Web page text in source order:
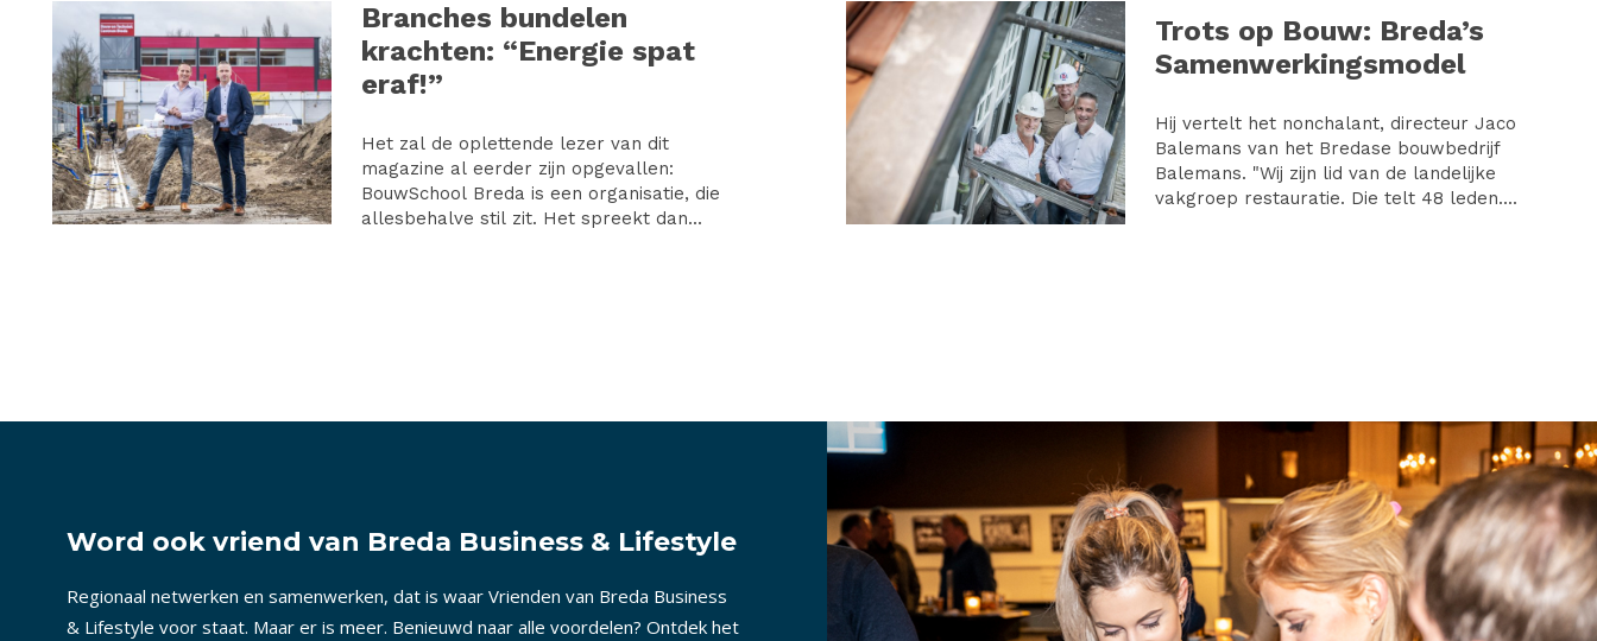
Branches bundelen
krachten: “Energie spat
eraf!”
Het zal de oplettende lezer van dit
magazine al eerder zijn opgevallen:
BouwSchool Breda is een organisatie, die
allesbehalve stil zit. Het spreekt dan...
Trots op Bouw: Breda’s
Samenwerkingsmodel
Hij vertelt het nonchalant, directeur Jaco
Balemans van het Bredase bouwbedrijf
Balemans. "Wij zijn lid van de landelijke
vakgroep restauratie. Die telt 48 leden....
Word ook vriend van Breda Business & Lifestyle
Regionaal netwerken en samenwerken, dat is waar Vrienden van Breda Business
& Lifestyle voor staat. Maar er is meer. Benieuwd naar alle voordelen? Ontdek het